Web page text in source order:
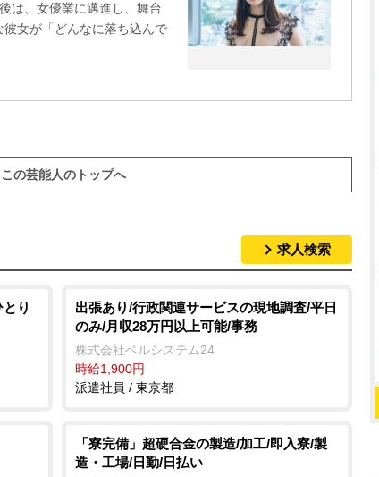
は、女優業に邁進し、舞台
女が「どんなに落ち込んで
この芸能人のトップへ
求人検索
り
出張あり/行政関連サービスの現地調査/平日
のみ/月収28万円以上可能/事務
株式会社ベルシステム24
時給1,900円
派遣社員 / 東京都
「寮完備」超硬合金の製造/加工/即入寮/製
造・工場/日勤/日払い